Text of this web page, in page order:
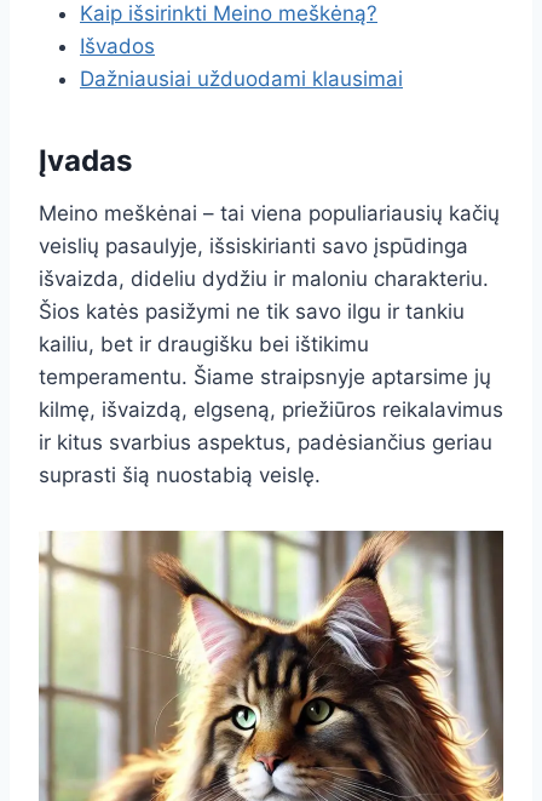
Kaip išsirinkti Meino meškėną?
Išvados
Dažniausiai užduodami klausimai
Įvadas
Meino meškėnai – tai viena populiariausių kačių
veislių pasaulyje, išsiskirianti savo įspūdinga
išvaizda, dideliu dydžiu ir maloniu charakteriu.
Šios katės pasižymi ne tik savo ilgu ir tankiu
kailiu, bet ir draugišku bei ištikimu
temperamentu. Šiame straipsnyje aptarsime jų
kilmę, išvaizdą, elgseną, priežiūros reikalavimus
ir kitus svarbius aspektus, padėsiančius geriau
suprasti šią nuostabią veislę.